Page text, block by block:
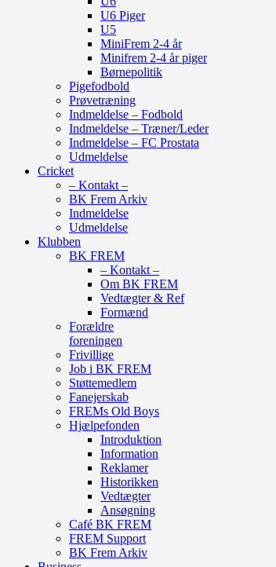
U6 Piger
U5
MiniFrem 2-4 år
Minifrem 2-4 år piger
Børnepolitik
Pigefodbold
Prøvetræning
Indmeldelse – Fodbold
Indmeldelse – Træner/Leder
Indmeldelse – FC Prostata
Udmeldelse
Cricket
– Kontakt –
BK Frem Arkiv
Indmeldelse
Udmeldelse
Klubben
BK FREM
– Kontakt –
Om BK FREM
Vedtægter & Ref
Formænd
Forældre
foreningen
Frivillige
Job i BK FREM
Støttemedlem
Fanejerskab
FREMs Old Boys
Hjælpefonden
Introduktion
Information
Reklamer
Historikken
Vedtægter
Ansøgning
Café BK FREM
FREM Support
BK Frem Arkiv